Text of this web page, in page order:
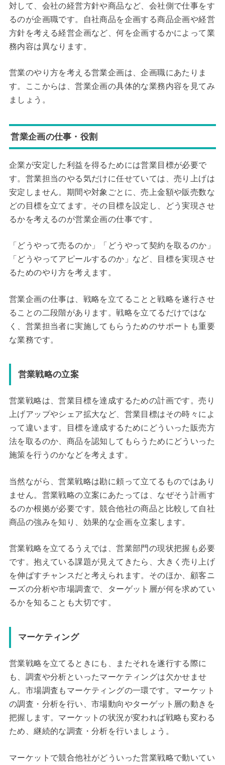
対して、会社の経営方針や商品など、会社側で仕事をす
るのが企画職です。自社商品を企画する商品企画や経営
方針を考える経営企画など、何を企画するかによって業
務内容は異なります。
営業のやり方を考える営業企画は、企画職にあたりま
す。ここからは、営業企画の具体的な業務内容を見てみ
ましょう。
営業企画の仕事・役割
企業が安定した利益を得るためには営業目標が必要で
す。営業担当のやる気だけに任せていては、売り上げは
安定しません。期間や対象ごとに、売上金額や販売数な
どの目標を立てます。その目標を設定し、どう実現させ
るかを考えるのが営業企画の仕事です。
「どうやって売るのか」「どうやって契約を取るのか」
「どうやってアピールするのか」など、目標を実現させ
るためのやり方を考えます。
営業企画の仕事は、戦略を立てることと戦略を遂行させ
ることの二段階があります。戦略を立てるだけではな
く、営業担当者に実施してもらうためのサポートも重要
な業務です。
営業戦略の立案
営業戦略は、営業目標を達成するための計画です。売り
上げアップやシェア拡大など、営業目標はその時々によ
って違います。目標を達成するためにどういった販売方
法を取るのか、商品を認知してもらうためにどういった
施策を行うのかなどを考えます。
当然ながら、営業戦略は勘に頼って立てるものではあり
ません。営業戦略の立案にあたっては、なぜそう計画す
るのか根拠が必要です。競合他社の商品と比較して自社
商品の強みを知り、効果的な企画を立案します。
営業戦略を立てるうえでは、営業部門の現状把握も必要
です。抱えている課題が見えてきたら、大きく売り上げ
を伸ばすチャンスだと考えられます。そのほか、顧客ニ
ーズの分析や市場調査で、ターゲット層が何を求めてい
るかを知ることも大切です。
マーケティング
営業戦略を立てるときにも、またそれを遂行する際に
も、調査や分析といったマーケティングは欠かせませ
ん。市場調査もマーケティングの一環です。マーケット
の調査・分析を行い、市場動向やターゲット層の動きを
把握します。マーケットの状況が変われば戦略も変わる
ため、継続的な調査・分析を行いましょう。
マーケットで競合他社がどういった営業戦略で動いてい